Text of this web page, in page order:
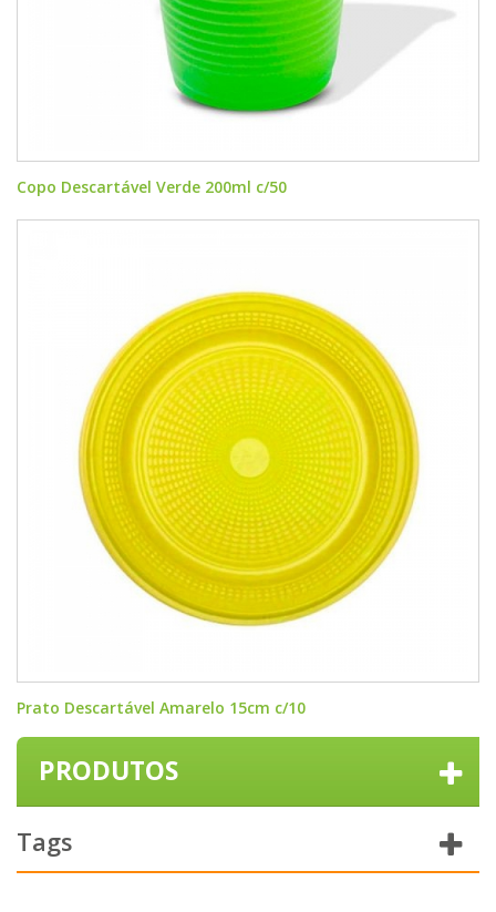
Copo Descartável Verde 200ml c/50
Prato Descartável Amarelo 15cm c/10
PRODUTOS
Tags